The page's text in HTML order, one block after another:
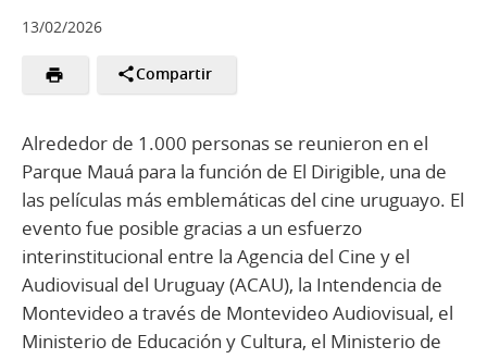
13/02/2026
Compartir
Alrededor de 1.000 personas se reunieron en el
Parque Mauá para la función de El Dirigible, una de
las películas más emblemáticas del cine uruguayo. El
evento fue posible gracias a un esfuerzo
interinstitucional entre la Agencia del Cine y el
Audiovisual del Uruguay (ACAU), la Intendencia de
Montevideo a través de Montevideo Audiovisual, el
Ministerio de Educación y Cultura, el Ministerio de